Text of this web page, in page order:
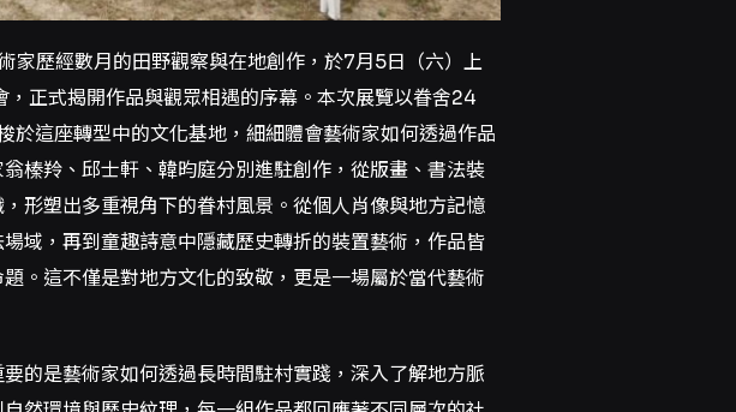
歷經數月的田野觀察與在地創作，於7月5日（六）上
正式揭開作品與觀眾相遇的序幕。本次展覽以眷舍24
這座轉型中的文化基地，細細體會藝術家如何透過作品
榛羚、邱士軒、韓昀庭分別進駐創作，從版畫、書法裝
形塑出多重視角下的眷村風景。從個人肖像與地方記憶
域，再到童趣詩意中隱藏歷史轉折的裝置藝術，作品皆
。這不僅是對地方文化的致敬，更是一場屬於當代藝術
的是藝術家如何透過長時間駐村實踐，深入了解地方脈